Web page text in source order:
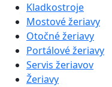
Kladkostroje
Mostové žeriavy
Otočné žeriavy
Portálové žeriavy
Servis žeriavov
Žeriavy